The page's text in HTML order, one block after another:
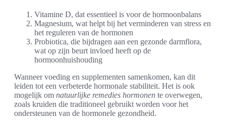
Vitamine D, dat essentieel is voor de hormoonbalans
Magnesium, wat helpt bij het verminderen van stress en
het reguleren van de hormonen
Probiotica, die bijdragen aan een gezonde darmflora,
wat op zijn beurt invloed heeft op de
hormoonhuishouding
Wanneer voeding en supplementen samenkomen, kan dit
leiden tot een verbeterde hormonale stabiliteit. Het is ook
mogelijk om natuurlijke remedies hormonen te overwegen,
zoals kruiden die traditioneel gebruikt worden voor het
ondersteunen van de hormonele gezondheid.